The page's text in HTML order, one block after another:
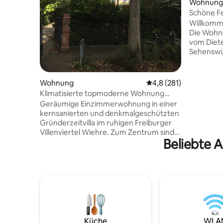
Wohnung Durchschnittliche
4,8 (281)
Klimatisierte topmoderne Wohnung
nahe Zentrum
Geräumige Einzimmerwohnung in einer
kernsanierten und denkmalgeschützten
Gründerzeitvilla im ruhigen Freiburger
Villenviertel Wiehre. Zum Zentrum sind
es 700 m. In unmittelbarer Umgebung
Essbereich entsteht (die Küche ist kein
separater Raum). Neues modernes Bad
mit großer Duschkabine. Doppelbett
Wohnung
Schöne
Die
vom
direkt
Beliebte